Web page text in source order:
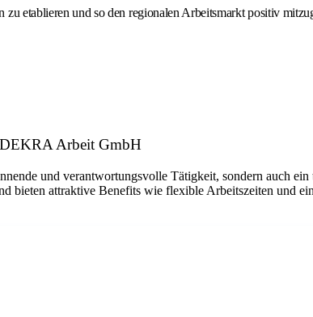
etablieren und so den regionalen Arbeitsmarkt positiv
DEKRA Arbeit GmbH
und verantwortungsvolle Tätigkeit, sondern auch
bieten attraktive Benefits wie flexible Arbeitszeiten und